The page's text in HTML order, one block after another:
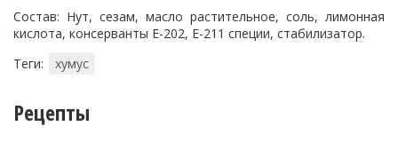
Состав: Нут, сезам, масло растительное, соль, лимонная
кислота, консерванты Е-202, Е-211 специи, стабилизатор.
Теги:
хумус
Рецепты